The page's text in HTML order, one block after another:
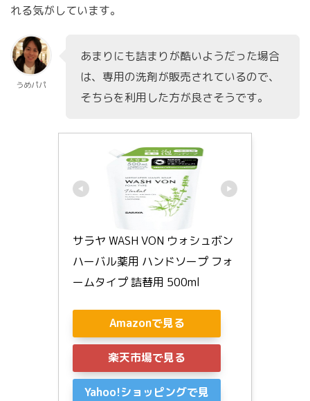
れる気がしています。
うめパパ
あまりにも詰まりが酷いようだった場合
は、専用の洗剤が販売されているので、
そちらを利用した方が良さそうです。
サラヤ WASH VON ウォシュボン
ハーバル薬用 ハンドソープ フォ
ームタイプ 詰替用 500ml
Amazonで見る
楽天市場で見る
Yahoo!ショッピングで見